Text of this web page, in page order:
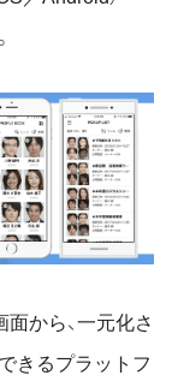
⾯から、⼀元化さ
きるプラットフ